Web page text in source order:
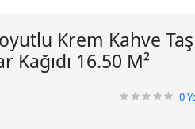
Krem Kahve
Kağıdı 16.50 M²
0